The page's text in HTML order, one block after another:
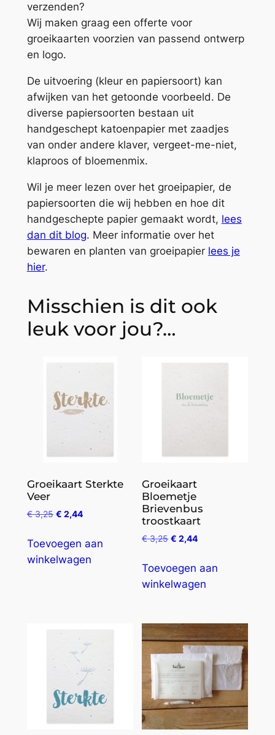
verzenden?
Wij maken graag een offerte voor
groeikaarten voorzien van passend ontwerp
en logo.
De uitvoering (kleur en papiersoort) kan
afwijken van het getoonde voorbeeld. De
diverse papiersoorten bestaan uit
handgeschept katoenpapier met zaadjes
van onder andere klaver, vergeet-me-niet,
klaproos of bloemenmix.
Wil je meer lezen over het groeipapier, de
papiersoorten die wij hebben en hoe dit
handgeschepte papier gemaakt wordt, lees
dan dit blog. Meer informatie over het
bewaren en planten van groeipapier lees je
hier.
Misschien is dit ook
leuk voor jou?…
Groeikaart Sterkte
Veer
€3,25 € 2,44
Toevoegen aan
winkelwagen
Groeikaart
Bloemetje
Brievenbus
troostkaart
€3,25 € 2,44
Toevoegen aan
winkelwagen